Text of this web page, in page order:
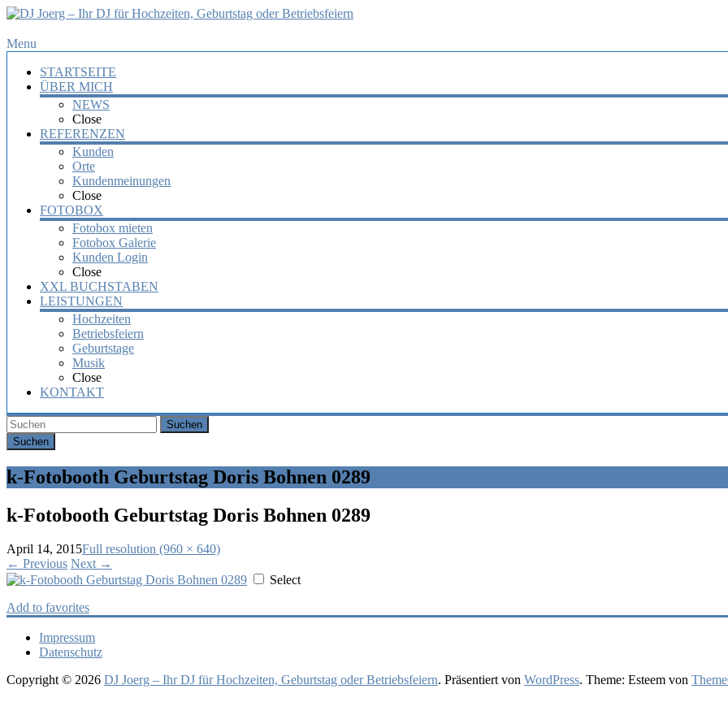
DJ
Hochzeiten,
Geburtstag
Betriebsfeiern
Geburtstag
oder
Firmenfeier.
Menu
STARTSEITE
ÜBER MICH
NEWS
Close
REFERENZEN
Kunden
Orte
Kundenmeinungen
Close
FOTOBOX
Fotobox mieten
Fotobox Galerie
Kunden Login
Close
XXL BUCHSTABEN
LEISTUNGEN
Hochzeiten
Betriebsfeiern
Geburtstage
Musik
Close
KONTAKT
Suchen
k-Fotobooth Geburtstag Doris Bohnen 0289
k-Fotobooth Geburtstag Doris Bohnen 0289
April 14, 2015Full resolution (960 × 640)
← Previous Next →
Select
Add to favorites
Impressum
Datenschutz
Copyright © 2026 DJ Joerg – Ihr DJ für Hochzeiten, Geburtstag oder Betriebsfeiern. Präsentiert von WordPress. Theme: Esteem von